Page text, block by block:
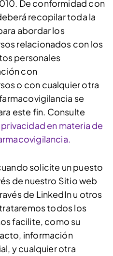
De conformidad con
recopilar toda la
abordar los
relacionados con los
personales
con
o con cualquier otra
se
este fin. Consulte
en materia de
solicite un puesto
de nuestro Sitio web
de LinkedIn u otros
todos los
facilite, como su
información
y cualquier otra